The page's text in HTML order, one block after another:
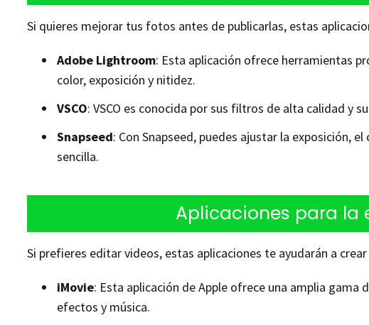
Si quieres mejorar tus fotos antes de publicarlas, estas
Adobe Lightroom: Esta aplicación ofrece herramientas
color, exposición y nitidez.
VSCO: VSCO es conocida por sus filtros de alta calidad y
Snapseed: Con Snapseed, puedes ajustar la exposición,
sencilla.
Aplicaciones para la
Si prefieres editar videos, estas aplicaciones te ayudarán a
iMovie: Esta aplicación de Apple ofrece una amplia
efectos y música.